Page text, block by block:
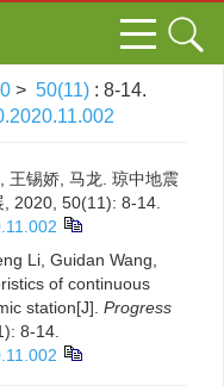
> 50(11) : 8-14.
王锡娇, 马龙. 琼中地震
2020, 50(11): 8-14.
Li, Guidan Wang,
of continuous
station[J]. Progress
8-14.